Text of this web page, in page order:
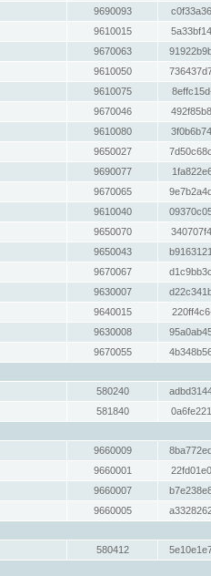
9690093
9610015
9670063
9610050
9610075
9670046
9610080
9650027
9690077
9670065
9610040
9650070
9650043
9670067
9630007
9640015
9630008
9670055
580240
581840
9660009
9660001
9660007
9660005
580412